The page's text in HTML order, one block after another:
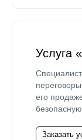
Услуга
его
безопасную
Заказать